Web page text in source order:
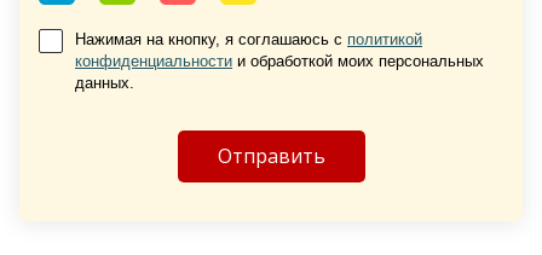
Хочу такую
Хочу такую
Нажимая на кнопку, я соглашаюсь с политикой
конфиденциальности и обработкой моих персональных
данных.